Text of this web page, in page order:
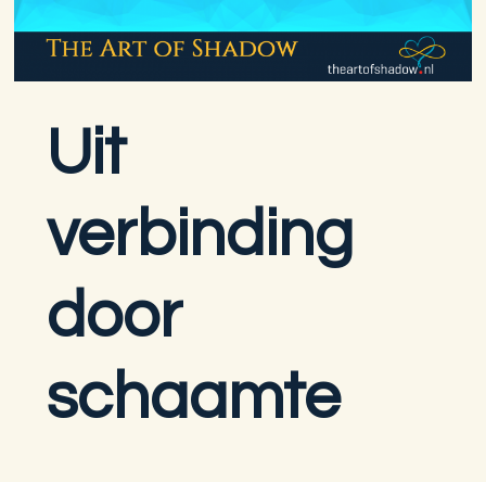
Uit
verbinding
door
schaamte